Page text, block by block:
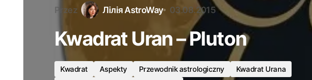
Przez Лілія AstroWay 03.08.2015
Kwadrat Uran – Pluton
Kwadrat Aspekty Przewodnik astrologiczny
Kwadrat Urana